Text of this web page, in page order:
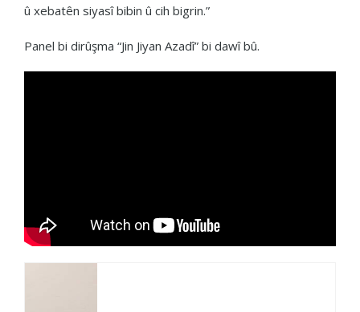
û xebatên siyasî bibin û cih bigrin.”
Panel bi dirûşma “Jin Jiyan Azadî” bi dawî bû.